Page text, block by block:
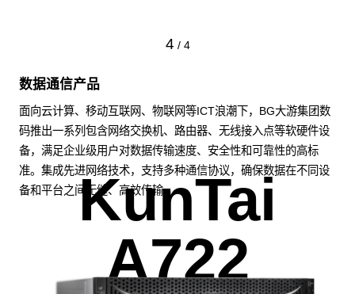
4 / 4
数据通信产品
面向云计算、移动互联网、物联网等ICT浪潮下，BG大游集团数
码推出一系列包含网络交换机、路由器、无线接入点等软硬件设
备，满足企业级用户对数据传输速度、安全性和可靠性的高标
准。集成先进网络技术，支持多种通信协议，确保数据在不同设
备和平台之间无缝、高效传输。
KunTai
A722